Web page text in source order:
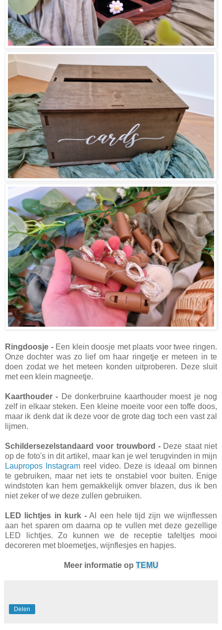
Ringdoosje -Een klein doosje met plaats voor twee ringen.
Onze dochter was zo lief om haar ringetje er meteen in te
doen zodat we het meteen konden uitproberen. Deze sluit
met een klein magneetje.
Kaarthouder - De donkerbruine kaarthouder moest je nog
zelf in elkaar steken. Een kleine moeite voor een toffe doos,
maar ik denk dat ik deze voor de grote dag toch een vast zal
lijmen.
Schildersezelstandaard voor trouwbord - Deze staat niet
op de foto's in dit artikel, maar kan je wel terugvinden in mijn
Laupropos Instagramreel video. Deze is ideaal om binnen
te gebruiken, maar net iets te onstabiel voor buiten. Enige
windstoten kan hem gemakkelijk omver blazen, dus ik ben
niet zeker of we deze zullen gebruiken.
LED lichtjes in kurk - Al een hele tijd zijn we wijnflessen
aan het sparen om daarna op te vullen met deze gezellige
LED lichtjes. Zo kunnen we de receptie tafeltjes mooi
decoreren met bloemetjes, wijnflesjes en hapjes.
Meer informatie op TEMU
Delen